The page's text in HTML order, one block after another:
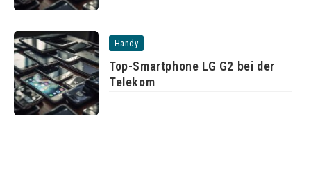
Handy
Top-Smartphone LG G2 bei der
Telekom